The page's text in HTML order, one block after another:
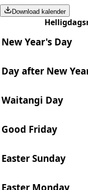
Download kalender
New Year's Day
Day after New
Waitangi Day
Good Friday
Easter Sunday
Easter Monday